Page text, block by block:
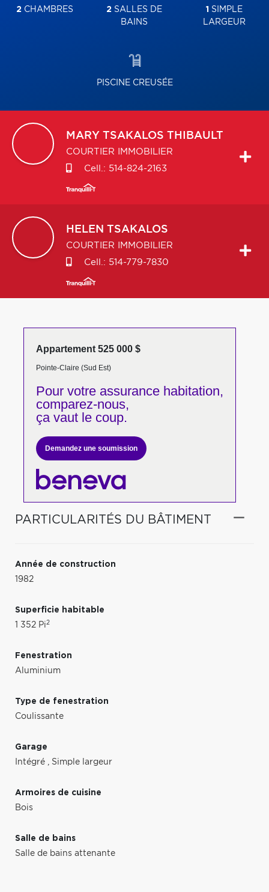
2 CHAMBRES 2 SALLES DE
BAINS
1 SIMPLE
LARGEUR
PISCINE CREUSÉE
MARY TSAKALOS THIBAULT
COURTIER IMMOBILIER
Cell.: 514-824-2163
HELEN TSAKALOS
COURTIER IMMOBILIER
Cell.: 514-779-7830
Appartement 525 000 $
Pointe-Claire (Sud Est)
Pour votreassurance habitation,
comparez-nous,
ça vaut le coup.
Demandez une soumission
PARTICULARITÉS DU BÂTIMENT
Année de construction
1982
Superficie habitable
1 352 Pi2
Fenestration
Aluminium
Type de fenestration
Coulissante
Garage
Intégré , Simple largeur
Armoires de cuisine
Bois
Salle de bains
Salle de bains attenante